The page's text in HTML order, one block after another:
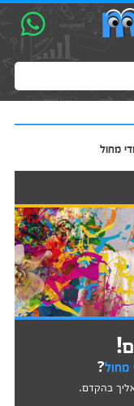
מחול
מחול?
בהקדם.